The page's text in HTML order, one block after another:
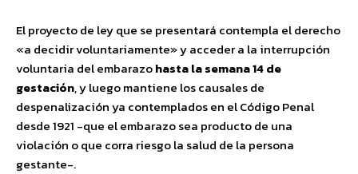
El proyecto de ley que se presentará contempla el derecho
«a decidir voluntariamente» y acceder a la interrupción
voluntaria del embarazohasta la semana 14 de
gestación, y luego mantiene los causales de
despenalización ya contemplados en el Código Penal
desde 1921 -que el embarazo sea producto de una
violación o que corra riesgo la salud de la persona
gestante-.